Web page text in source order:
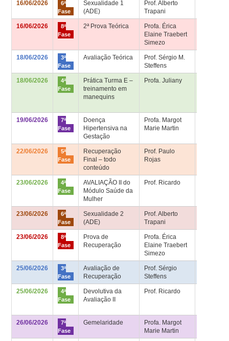
16/06/2026
6ª
Fase
Sexualidade 1
(ADE)
Prof. Alberto
Trapani
16/06/2026
8ª
Fase
2ª Prova Teórica
Profa. Érica
Elaine Traebert
Simezo
18/06/2026
3ª
Fase
Avaliação Teórica
Prof. Sérgio M.
Steffens
18/06/2026
4ª
Fase
Prática Turma E –
treinamento em
manequins
Profa. Juliany
19/06/2026
7ª
Fase
Doença
Hipertensiva na
Gestação
Profa. Margot
Marie Martin
22/06/2026
5ª
Fase
Recuperação
Final – todo
conteúdo
Prof. Paulo
Rojas
23/06/2026
4ª
Fase
AVALIAÇÃO II do
Módulo Saúde da
Mulher
Prof. Ricardo
23/06/2026
6ª
Fase
Sexualidade 2
(ADE)
Prof. Alberto
Trapani
23/06/2026
8ª
Fase
Prova de
Recuperação
Profa. Érica
Elaine Traebert
Simezo
25/06/2026
3ª
Fase
Avaliação de
Recuperação
Prof. Sérgio
Steffens
25/06/2026
4ª
Fase
Devolutiva da
Avaliação II
Prof. Ricardo
26/06/2026
7ª
Fase
Gemelaridade
Profa. Margot
Marie Martin